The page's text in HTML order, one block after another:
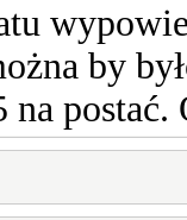
by
postać.